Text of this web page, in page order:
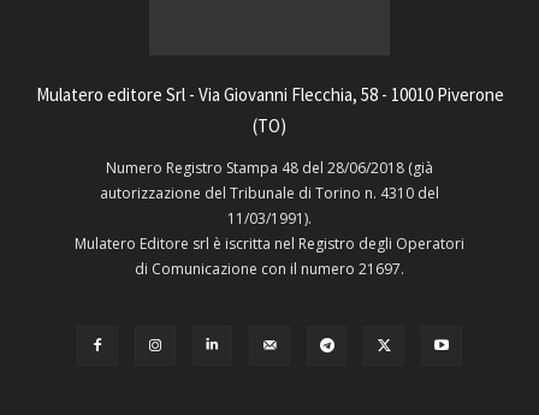
Mulatero editore Srl - Via Giovanni Flecchia, 58 - 10010 Piverone
(TO)
Numero Registro Stampa 48 del 28/06/2018 (già
autorizzazione del Tribunale di Torino n. 4310 del
11/03/1991).
Mulatero Editore srl è iscritta nel Registro degli Operatori
di Comunicazione con il numero 21697.